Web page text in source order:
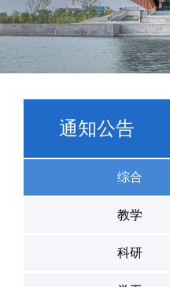
通知公告
综合
教学
科研